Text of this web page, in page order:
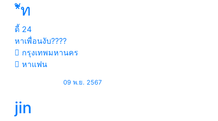
*ัท
ดี้ 24
หาเพื่อนงับ????
กรุงเทพมหานคร
หาแฟน
09 พ.ย. 2567
jin